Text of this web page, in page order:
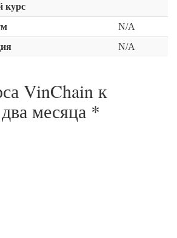
курс
N/A
N/A
VinChain к
два месяца *